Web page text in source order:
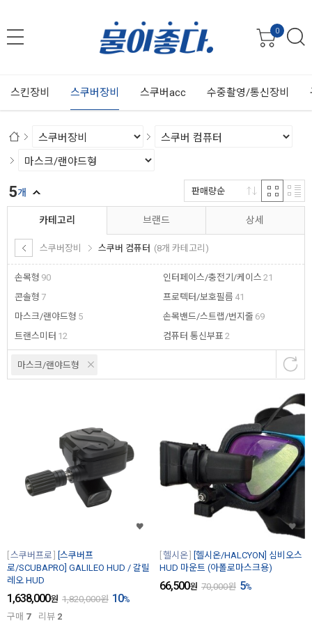
0
스킨장비 스쿠버장비 스쿠버acc 수중촬영/통신장비
카테고리
스쿠버장비 스쿠버 컴퓨터 (8개 카테고리)
손목형 90
콘솔형 7
마스크/랜야드형 5
트랜스미터 12
인터페이스/충전기/케이스 21
프로텍터/보호필름 41
손목밴드/스트랩/번지줄 69
컴퓨터 통신부표 2
브랜드 상세
마스크/랜야드형
5개 판매량순
스쿠버프로
[스쿠버프
로/SCUBAPRO] GALILEO HUD / 갈릴
레오 HUD
1,638,000원 1,820,000원 10%
구매 7 리뷰 2
헬시온
[헬시온/HALCYON] 심비오스
HUD 마운트 (아폴로마스크용)
66,500원 70,000원 5%